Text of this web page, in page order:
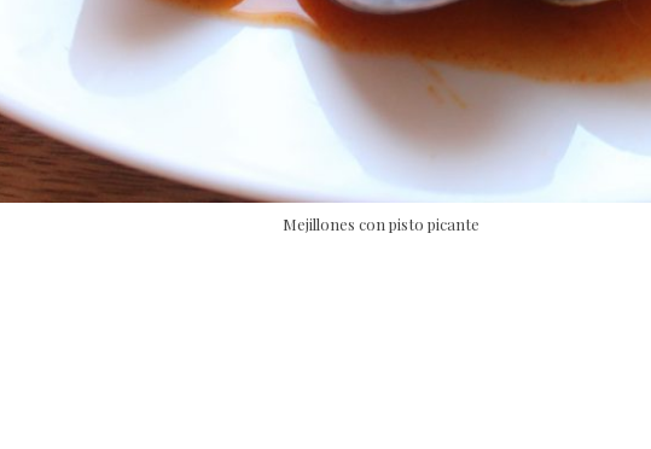
Mejillones con pisto picante